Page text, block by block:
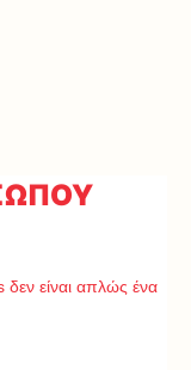
είναι απλώς ένα